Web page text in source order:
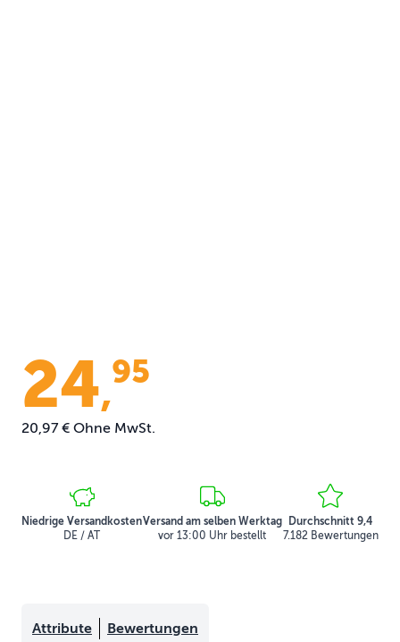
24,95
20,97 € Ohne MwSt.
Niedrige Versandkosten
DE / AT
Versand am selben Werktag
vor 13:00 Uhr bestellt
Durchschnitt 9,4
7.182 Bewertungen
Attribute Bewertungen